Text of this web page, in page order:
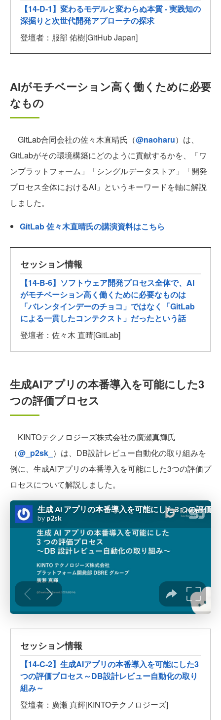
【14-D-1】変わるモデルと変わらぬ本質 - 実践知の
深掘りと次世代開発アプローチの探求
登壇者：服部 佑樹[GitHub Japan]
AIがモチベーション高く働くために必要
なもの
GitLab合同会社の佐々木直晴氏（@naoharu）は、
GitLabがその環境構築にどのように貢献するかを、「ワ
ンプラットフォーム」「シングルデータストア」「開発
プロセス全体におけるAI」というキーワードを軸に解説
しました。
GitLab 佐々木直晴氏の講演資料はこちら
セッション情報
【14-B-6】ソフトウェア開発プロセス全体で、AI
がモチベーション高く働くために必要なものは
「バレンタインデーのチョコ」ではなく「GitLab
による一貫したコンテクスト」だったという話
登壇者：佐々木 直晴[GitLab]
生成AIアプリの本番導入を可能にした3
つの評価プロセス
KINTOテクノロジーズ株式会社の廣瀬真輝氏
（@_p2sk_ ）は、DB設計レビュー自動化の取り組みを
例に、生成AIアプリの本番導入を可能にした3つの評価プ
ロセスについて解説しました。
セッション情報
【14-C-2】生成AIアプリの本番導入を可能にした3
つの評価プロセス～DB設計レビュー自動化の取り
組み～
登壇者：廣瀬 真輝[KINTOテクノロジーズ]